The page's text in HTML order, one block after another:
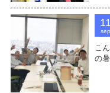
11
sep
こ
の